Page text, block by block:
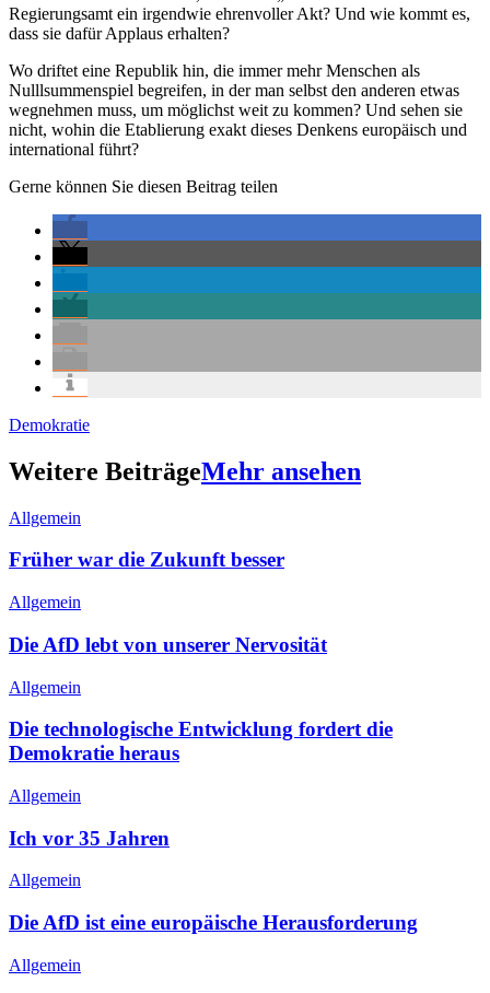
Regierungsamt ein irgendwie ehrenvoller Akt? Und wie kommt es,
dass sie dafür Applaus erhalten?
Wo driftet eine Republik hin, die immer mehr Menschen als
Nulllsummenspiel begreifen, in der man selbst den anderen etwas
wegnehmen muss, um möglichst weit zu kommen? Und sehen sie
nicht, wohin die Etablierung exakt dieses Denkens europäisch und
international führt?
Gerne können Sie diesen Beitrag teilen
Demokratie
Weitere BeiträgeMehr ansehen
Allgemein
Früher war die Zukunft besser
Allgemein
Die AfD lebt von unserer Nervosität
Allgemein
Die technologische Entwicklung fordert die
Demokratie heraus
Allgemein
Ich vor 35 Jahren
Allgemein
Die AfD ist eine europäische Herausforderung
Allgemein